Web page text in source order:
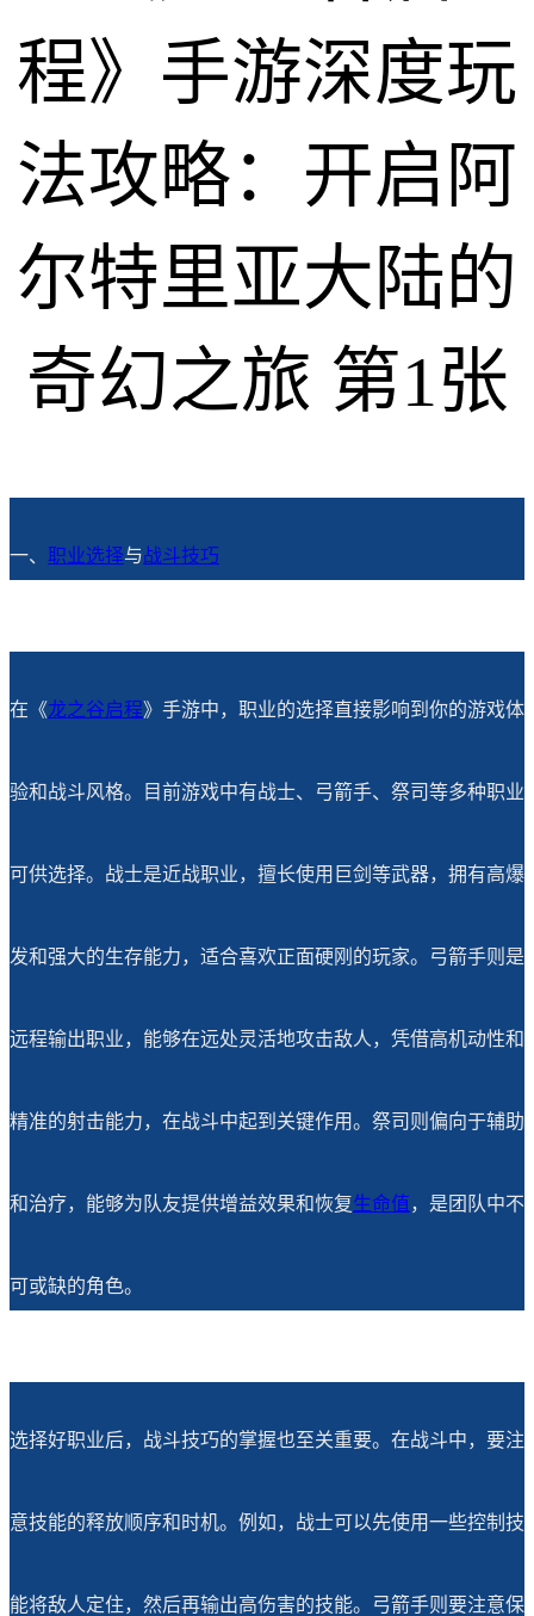
一、 职业选择与战斗技巧
在《龙之谷启程》手游中，职业的选择直接影响到你的游戏体
验和战斗风格。目前游戏中有战士、弓箭手、祭司等多种职业
可供选择。战士是近战职业，擅长使用巨剑等武器，拥有高爆
发和强大的生存能力，适合喜欢正面硬刚的玩家。弓箭手则是
远程输出职业，能够在远处灵活地攻击敌人，凭借高机动性和
精准的射击能力，在战斗中起到关键作用。祭司则偏向于辅助
和治疗，能够为队友提供增益效果和恢复生命值，是团队中不
可或缺的角色。
选择好职业后，战斗技巧的掌握也至关重要。在战斗中，要注
意技能的释放顺序和时机。例如，战士可以先使用一些控制技
能将敌人定住，然后再输出高伤害的技能。弓箭手则要注意保